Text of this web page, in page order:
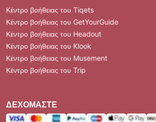
Κέντρο βοήθειας του Tiqets
Κέντρο βοήθειας του GetYourGuide
Κέντρο βοήθειας του Headout
Κέντρο βοήθειας του Klook
Κέντρο βοήθειας του Musement
Κέντρο βοήθειας του Trip
ΔΕΧΌΜΑΣΤΕ